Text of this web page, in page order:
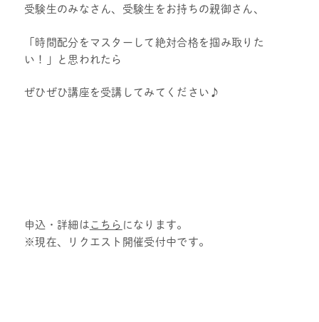
受験生のみなさん、受験生をお持ちの親御さん、
「時間配分をマスターして絶対合格を掴み取りた
い！」と思われたら
ぜひぜひ講座を受講してみてください♪
申込・詳細は こちら になります。
※現在、リクエスト開催受付中です。